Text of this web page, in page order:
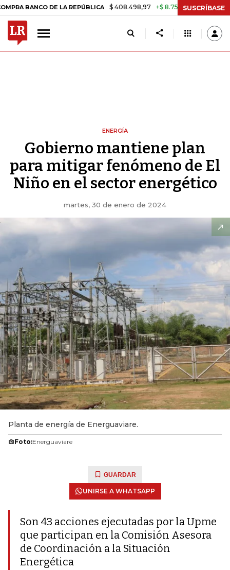
DE LA REPÚBLICA $ 408.498,97 +$ 8.753,81 +2,19% TASA DE
SUSCRÍBASE
ENERGÍA
Gobierno mantiene plan
para mitigar fenómeno de El
Niño en el sector energético
martes, 30 de enero de 2024
Planta de energía de Energuaviare.
Foto:Energuaviare
GUARDAR
UNIRSE A WHATSAPP
Son 43 acciones ejecutadas por la Upme
que participan en la Comisión Asesora
de Coordinación a la Situación
Energética